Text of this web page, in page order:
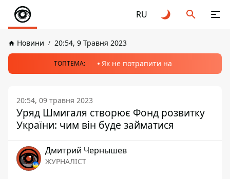
RU
Новини 20:54, 9 Травня 2023
ТОПТЕМА: Як не потрапити на
20:54, 09 травня 2023
Уряд Шмигаля створює Фонд розвитку
України: чим він буде займатися
Дмитрий Чернышев
ЖУРНАЛІСТ